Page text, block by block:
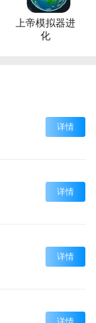
上帝模拟器进
化
详情
详情
详情